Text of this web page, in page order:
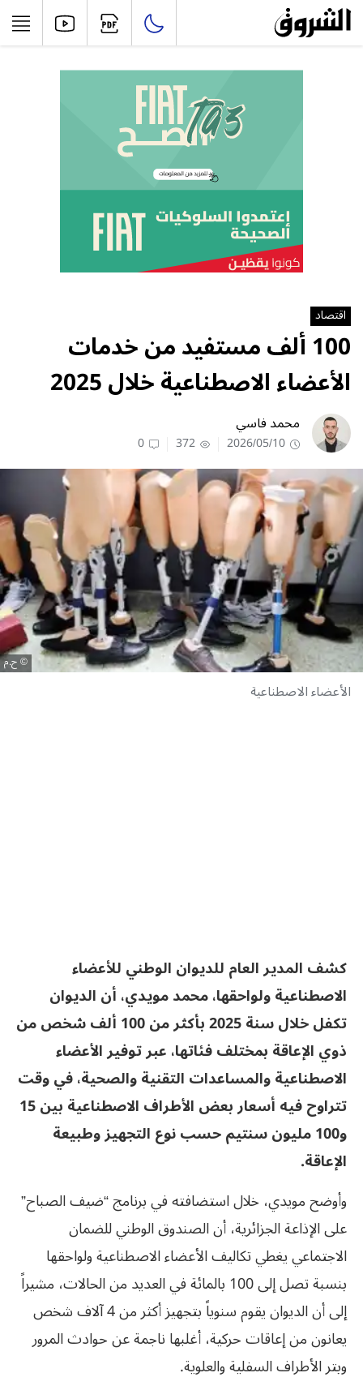
اقتصاد
100 ألف مستفيد من خدمات
الأعضاء الاصطناعية خلال 2025
محمد فاسي
2026/05/10
372
0
ح.م
الأعضاء الاصطناعية
كشف المدير العام للديوان الوطني للأعضاء
الاصطناعية ولواحقها، محمد مويدي، أن الديوان
تكفل خلال سنة 2025 بأكثر من 100 ألف شخص من
ذوي الإعاقة بمختلف فئاتها، عبر توفير الأعضاء
الاصطناعية والمساعدات التقنية والصحية، في وقت
تتراوح فيه أسعار بعض الأطراف الاصطناعية بين 15
و100 مليون سنتيم حسب نوع التجهيز وطبيعة
الإعاقة.
وأوضح مويدي، خلال استضافته في برنامج “ضيف الصباح”
على الإذاعة الجزائرية، أن الصندوق الوطني للضمان
الاجتماعي يغطي تكاليف الأعضاء الاصطناعية ولواحقها
بنسبة تصل إلى 100 بالمائة في العديد من الحالات، مشيراً
إلى أن الديوان يقوم سنوياً بتجهيز أكثر من 4 آلاف شخص
يعانون من إعاقات حركية، أغلبها ناجمة عن حوادث المرور
وبتر الأطراف السفلية والعلوية.